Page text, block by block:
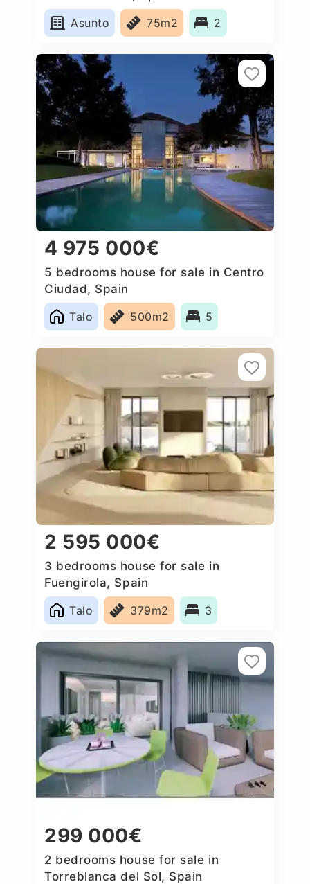
Asunto
75m2 2
4 975 000€
5 bedrooms house for sale in Centro
Ciudad, Spain
Talo
500m2 5
2 595 000€
3 bedrooms house for sale in
Fuengirola, Spain
Talo
379m2 3
299 000€
2 bedrooms house for sale in
Torreblanca del Sol, Spain